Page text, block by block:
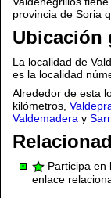
provincia de Soria
Ubicación
La localidad de
es la localidad
Alrededor de esta
kilómetros,
Valdemadera y
Participa en
enlace